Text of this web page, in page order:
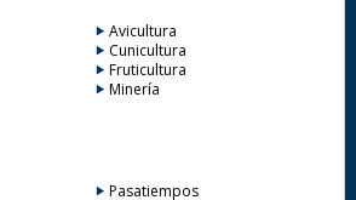
Avicultura
Cunicultura
Fruticultura
Minería
Pasatiempos